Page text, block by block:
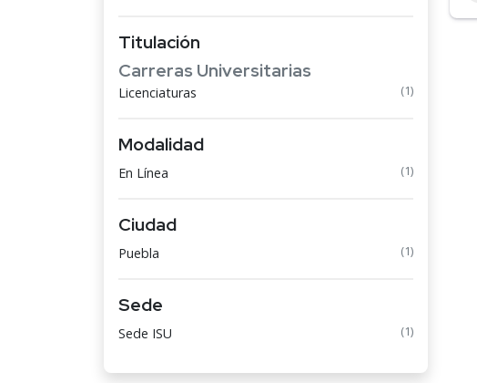
Titulación
Carreras Universitarias
Licenciaturas (1)
Modalidad
En Línea (1)
Ciudad
Puebla (1)
Sede
Sede ISU (1)